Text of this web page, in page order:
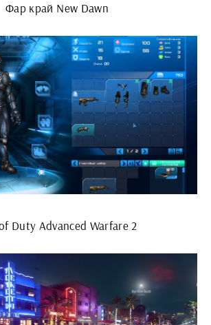
Фар край New Dawn
Duty Advanced Warfare 2